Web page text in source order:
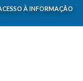
À INFORMAÇÃO